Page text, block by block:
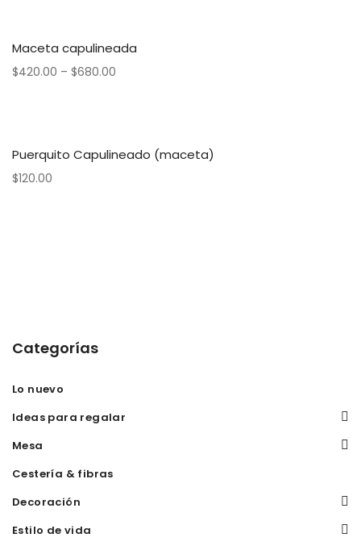
Maceta capulineada
$420.00 – $680.00
Puerquito Capulineado (maceta)
$120.00
Categorías
Lo nuevo
Ideas para regalar
Mesa
Cestería & fibras
Decoración
Estilo de vida